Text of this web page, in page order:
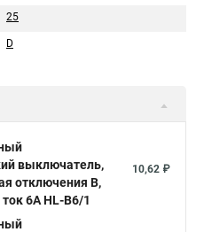
25
D
выключатель,
отключения B,
6А HL-B6/1
10,62 ₽